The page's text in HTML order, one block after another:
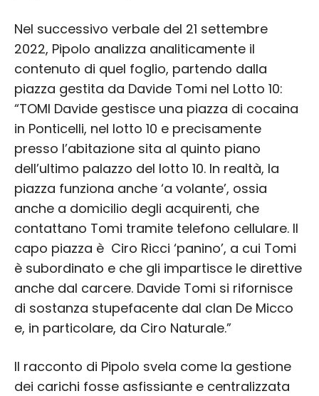
Nel successivo verbale del 21 settembre
2022, Pipolo analizza analiticamente il
contenuto di quel foglio, partendo dalla
piazza gestita da Davide Tomi nel Lotto 10:
“TOMI Davide gestisce una piazza di cocaina
in Ponticelli, nel lotto 10 e precisamente
presso l’abitazione sita al quinto piano
dell’ultimo palazzo del lotto 10. In realtà, la
piazza funziona anche ‘a volante’, ossia
anche a domicilio degli acquirenti, che
contattano Tomi tramite telefono cellulare. Il
capo piazza è Ciro Ricci ‘panino’, a cui Tomi
è subordinato e che gli impartisce le direttive
anche dal carcere. Davide Tomi si rifornisce
di sostanza stupefacente dal clan De Micco
e, in particolare, da Ciro Naturale.”
Il racconto di Pipolo svela come la gestione
dei carichi fosse asfissiante e centralizzata